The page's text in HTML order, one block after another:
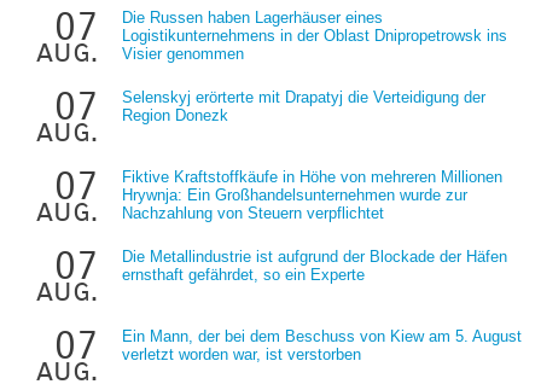
07
aug.
Die Russen haben Lagerhäuser eines
Logistikunternehmens in der Oblast Dnipropetrowsk ins
Visier genommen
07
aug.
Selenskyj erörterte mit Drapatyj die Verteidigung der
Region Donezk
07
aug.
Fiktive Kraftstoffkäufe in Höhe von mehreren Millionen
Hrywnja: Ein Großhandelsunternehmen wurde zur
Nachzahlung von Steuern verpflichtet
07
aug.
Die Metallindustrie ist aufgrund der Blockade der Häfen
ernsthaft gefährdet, so ein Experte
07
aug.
Ein Mann, der bei dem Beschuss von Kiew am 5. August
verletzt worden war, ist verstorben